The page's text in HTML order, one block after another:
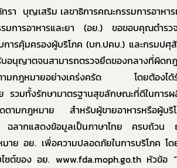
า บุญเสริม เลขาธิการคณะกรรมการอาหาร
มการอาหารและยา (อย.) ขอขอบคุณตำรว
การคุ้มครองผู้บริโภค (บก.ปคบ.) และกรมป
บอนุญาตจนสามารถตรวจยึดของกลางที่ผิดก
ามกฎหมายอย่างเคร่งครัด โดยต้องได้
รวมทั้งรักษามาตรฐานสุขลักษณะที่ดีในการ
ตามกฎหมาย สำหรับผู้ขายอาหารหรือผู้บริ
ฉลากแสดงข้อมูลเป็นภาษาไทย ครบถ้วน
มาย อย. เพื่อความปลอดภัยในการบริโภค โ
ไซต์ของ อย. www.fda.moph.go.th หัวข้อ